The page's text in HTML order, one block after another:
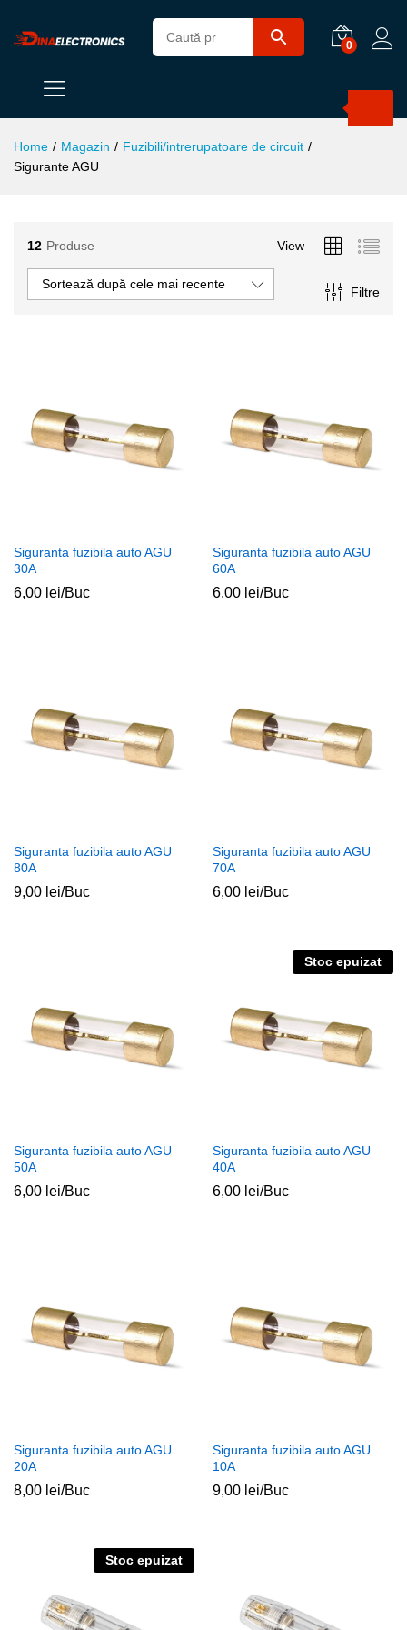
0
Home / Magazin / Fuzibili/intrerupatoare de circuit /
Sigurante AGU
12 Produse View
Filtre
Sortează după cele mai recente
Siguranta fuzibila auto AGU
30A
6,00 lei/Buc
Siguranta fuzibila auto AGU
60A
6,00 lei/Buc
Siguranta fuzibila auto AGU
80A
9,00 lei/Buc
Siguranta fuzibila auto AGU
70A
6,00 lei/Buc
Siguranta fuzibila auto AGU
50A
6,00 lei/Buc
Stoc epuizat
Siguranta fuzibila auto AGU
40A
6,00 lei/Buc
Siguranta fuzibila auto AGU
20A
8,00 lei/Buc
Siguranta fuzibila auto AGU
10A
9,00 lei/Buc
Stoc epuizat